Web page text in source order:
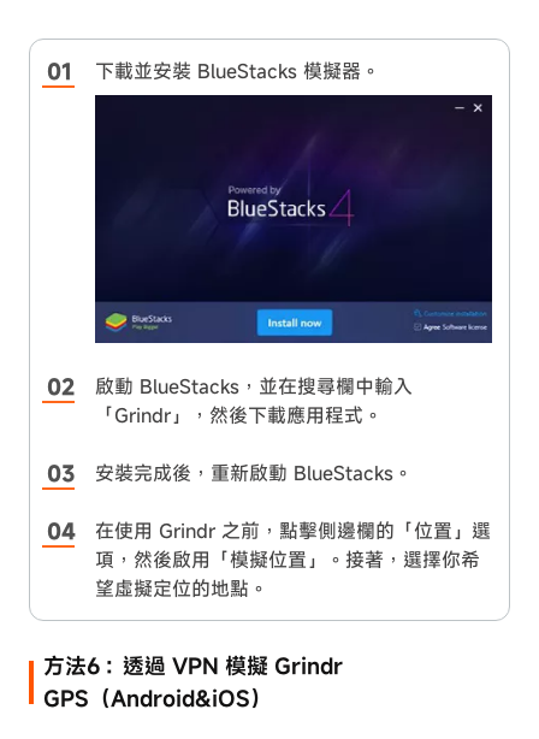
下載並安裝 BlueStacks 模擬器。
啟動 BlueStacks，並在搜尋欄中輸入
「Grindr」，然後下載應用程式。
安裝完成後，重新啟動 BlueStacks。
在使用 Grindr 之前，點擊側邊欄的「位置」選
項，然後啟用「模擬位置」。接著，選擇你希
望虛擬定位的地點。
方法6：透過 VPN 模擬 Grindr
GPS（Android&iOS）